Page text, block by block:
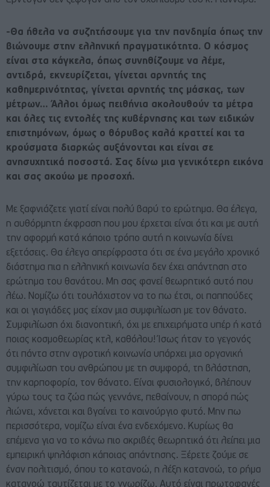
-Θα ήθελα να συζητήσουμε για την πανδημία όπως την
βιώνουμε στην ελληνική πραγματικότητα. Ο κόσμος
είναι στα κάγκελα, όπως συνηθίζουμε να λέμε,
αντιδρά, εκνευρίζεται, γίνεται αρνητής της
καθημερινότητας, γίνεται αρνητής της μάσκας, των
μέτρων… Άλλοι όμως πειθήνια ακολουθούν τα μέτρα
και όλες τις εντολές της κυβέρνησης και των ειδικών
επιστημόνων, όμως ο θόρυβος καλά κραττεί και τα
κρούσματα διαρκώς αυξάνονται και είναι σε
ανησυχητικά ποσοστά. Σας δίνω μια γενικότερη εικόνα
και σας ακούω με προσοχή.
Με ξαφνιάζετε γιατί είναι πολύ βαρύ το ερώτημα. Θα έλεγα,
η αυθόρμητη έκφραση που μου έρχεται είναι ότι και με αυτή
την αφορμή κατά κάποιο τρόπο αυτή η κοινωνία δίνει
εξετάσεις. Θα έλεγα απερίφραστα ότι σε ένα μεγάλο χρονικό
διάστημα πια η ελληνική κοινωνία δεν έχει απάντηση στο
ερώτημα του θανάτου. Μη σας φανεί θεωρητικό αυτό που
λέω. Νομίζω ότι τουλάχιστον να το πω έτσι, οι παππούδες
και οι γιαγιάδες μας είχαν μια συμφιλίωση με τον θάνατο.
Συμφιλίωση όχι διανοητική, όχι με επιχειρήματα υπέρ ή κατά
ποιας κοσμοθεωρίας κτλ, καθόλου! Ίσως ήταν το γεγονός
ότι πάντα στην αγροτική κοινωνία υπάρχει μια οργανική
συμφιλίωση του ανθρώπου με τη συμφορά, τη βλάστηση,
την καρποφορία, τον θάνατο. Είναι φυσιολογικό, βλέπουν
γύρω τους τα ζώα πώς γεννάνε, πεθαίνουν, η σπορά πώς
λιώνει, χάνεται και βγαίνει το καινούργιο φυτό. Μην πω
περισσότερα, νομίζω είναι ένα ενδεχόμενο. Κυρίως θα
επέμενα για να το κάνω πιο ακριβές θεωρητικά ότι λείπει μια
εμπειρική ψηλάφιση κάποιας απάντησης. Ξέρετε ζούμε σε
έναν πολιτισμό, όπου το κατανοώ, η λέξη κατανοώ, το ρήμα
κατανοώ ταυτίζεται με το γνωρίζω. Αυτό είναι πρωτοφανές